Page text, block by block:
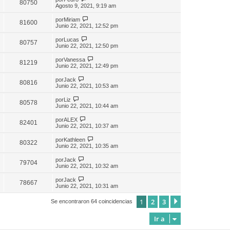
80750
Agosto 9, 2021, 9:19 am
81600 porMiriam
Junio 22, 2021, 12:52 pm
80757 porLucas
Junio 22, 2021, 12:50 pm
81219 porVanessa
Junio 22, 2021, 12:49 pm
80816 porJack
Junio 22, 2021, 10:53 am
80578 porLiz
Junio 22, 2021, 10:44 am
82401 porALEX
Junio 22, 2021, 10:37 am
80322 porKathleen
Junio 22, 2021, 10:35 am
79704 porJack
Junio 22, 2021, 10:32 am
78667 porJack
Junio 22, 2021, 10:31 am
Se encontraron 64 coincidencias 1 2 3
Ir a